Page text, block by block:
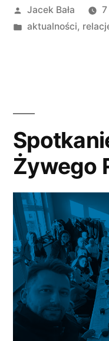
Opublikowane
przez
Jacek Bała
Opublikowano
aktualności,
Żywego